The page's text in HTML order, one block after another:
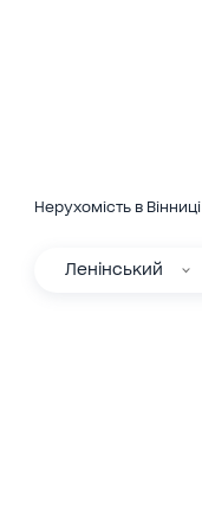
Нерухомість в Вінниці
Ленінський